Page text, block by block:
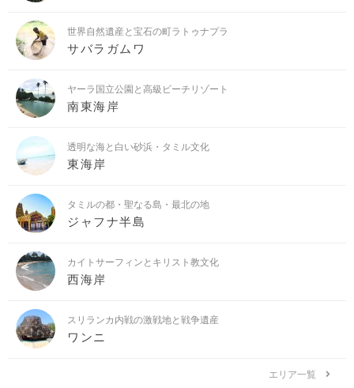
世界自然遺産と宝石の町ラトゥナプラ
サバラガムワ
ヤーラ国立公園と高級ビーチリゾート
南東海岸
透明な海と白い砂浜・タミル文化
東海岸
タミルの都・聖なる島・最北の地
ジャフナ半島
カイトサーフィンとキリスト教文化
西海岸
スリランカ内戦の激戦地と戦争遺産
ワンニ
エリア一覧